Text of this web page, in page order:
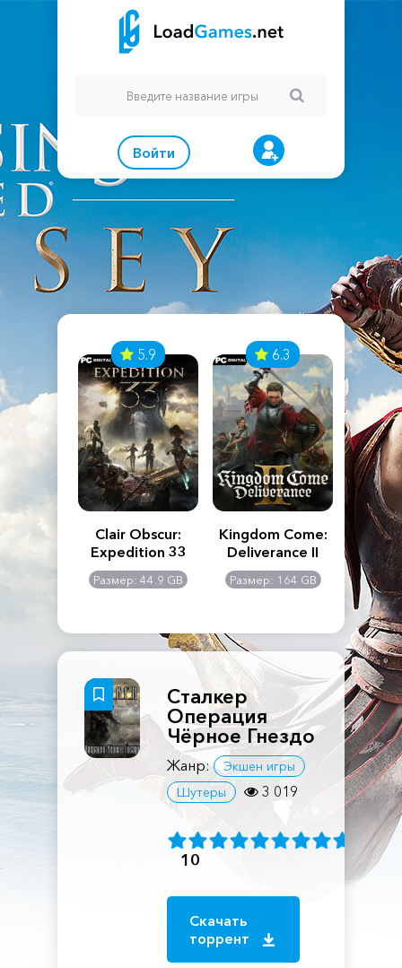
Войти
Creed
5.9
Clair Obscur:
Expedition 33
Размер: 44.9 GB
6.3
Kingdom Come:
Deliverance II
Размер: 164 GB
The
Сталкер
Операция
Чёрное Гнездо
Жанр:
Экшен игры
Шутеры
3 019
10
Скачать
торрент